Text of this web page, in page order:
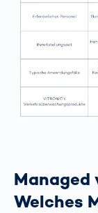
Managed
Welches